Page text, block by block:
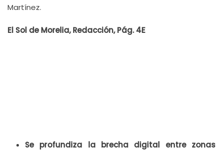
Martínez.
El Sol de Morelia, Redacción, Pág. 4E
Se profundiza la brecha digital entre zonas